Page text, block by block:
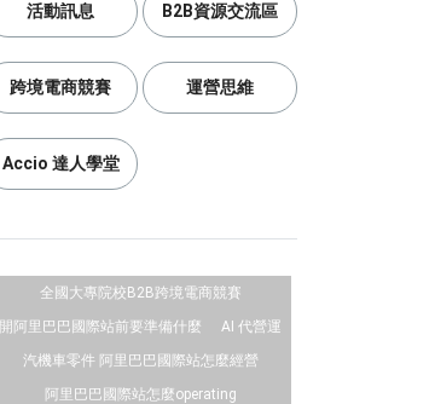
活動訊息 B2B資源交流區
跨境電商競賽 運營思維
Accio 達人學堂
全國大專院校B2B跨境電商競賽
開阿里巴巴國際站前要準備什麼
AI 代營運
汽機車零件 阿里巴巴國際站怎麼經營
阿里巴巴國際站怎麼operating